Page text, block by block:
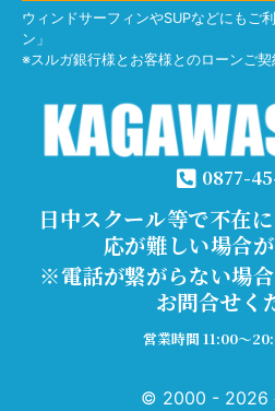
ウィンドサーフィンやSUPなどにもご
ン」
※スルガ銀行様とお客様とのローンご契
0877-
日中スクール等で不在
応が難しい場合が
※電話が繋がらない場
お問合せく
営業時間 11:00～
© 2000 - 2026